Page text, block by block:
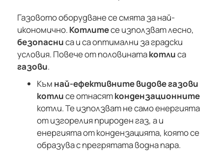
Газовото оборудване се смята за най-
икономично. Котлитесе използват лесно,
безопасниса и са оптимални за градски
условия. Повече от половинатакотлиса
газови.
Към най-ефективните видове газови
котлисе отнасяткондензационните
котли. Те използват не само енергията
от изгорелия природен газ, а и
енергията от кондензацията, която се
образува с прегрятата водна пара.